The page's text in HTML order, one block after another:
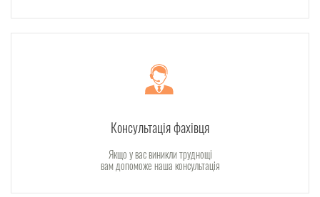
Консультація фахівця
Якщо у вас виникли труднощі
вам допоможе наша консультація